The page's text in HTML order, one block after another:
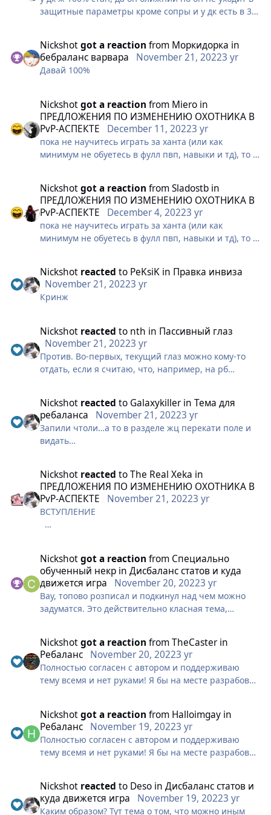
защитные параметры кроме сопры и у дк есть в 3
уходит в уклонение* стан не прокает уклонение
уклонение уклонение уклонение *антик проходит и
вара пускают по кругу *
Nickshotgot a reaction from Моркидорка in
бебраланс варвара
November 21, 20223 yr
Давай 100%
Nickshotgot a reaction from Miero in
ПРЕДЛОЖЕНИЯ ПО ИЗМЕНЕНИЮ ОХОТНИКА В
PvP-АСПЕКТЕ
December 11, 20223 yr
пока не научитесь играть за ханта (или как
минимум не обуетесь в фулл пвп, навыки и тд), то и
У ханта топ потенциал в пвп, жаль конечно что я
не выбрал его за мейна, я бы вам показал, откуда
готовилось нападение...
Nickshotgot a reaction fromSladostb in
ПРЕДЛОЖЕНИЯ ПО ИЗМЕНЕНИЮ ОХОТНИКА В
PvP-АСПЕКТЕ
December 4, 20223 yr
пока не научитесь играть за ханта (или как
минимум не обуетесь в фулл пвп, навыки и тд), то и
У ханта топ потенциал в пвп, жаль конечно что я
не выбрал его за мейна, я бы вам показал, откуда
готовилось нападение...
Nickshot reacted to PeKsiK in Правка инвиза
November 21, 20223 yr
Кринж
Nickshot reacted to nth in Пассивный глаз
November 21, 20223 yr
Против. Во-первых, текущий глаз можно кому-то
отдать, если я считаю, что, например, на рб
отдадут и будут своим +5 магом с глазом упорно
бить 100 урона по Номарху при рядом стоящем +9
рее, вот они как раз от таких нововведений
выиграют. Во-вторых, текущий бонус от глаза
взятого мага висит не по кд. Если даже у 20 будет
постоянно работать прибавка, то она, очевидно,
станет меньше. А глаз уже порезан сильно, так что
еще больше терять лично я не хочу.
Nickshot reacted to Galaxykiller inТема для
ребаланса
November 21, 20223 yr
Запили чтоли…а то в разделе жц перекати поле и
видать…
Nickshot reacted toThe Real Xeka in
ПРЕДЛОЖЕНИЯ ПО ИЗМЕНЕНИЮ ОХОТНИКА В
PvP-АСПЕКТЕ
November 21, 20223 yr
ВСТУПЛЕНИЕ
игровые механики нужно изменить, то позволю
себе сказать слово в адрес такого класса как
Охотник. Конечно, я не помню, чтобы какой-то
ребаланс затрагивал только один аспект класса
(только PvE или, например, только PvP — даже
итоге могло изменить геймплей до
неузнаваемости, как это случилось в своё время,
например, с Разбойником или Магом). Поэтому, так
как я являюсь PvP-игроком, постараюсь "подогнать"
вопросов.
ЧТО КАСАЕТСЯ ХАНТА В PvP?
бы мог подумать, что геймплей на ханте будет
мной переосмыслен до такой степени, что станет
единственным персонажем в PvP без контроля?
Nickshotgot a reaction from Специально
обученный некр inДисбаланс статов и куда
движется игра
November 20, 20223 yr
Вау, топово розписал и подкинул над чем можно
задуматся. Это действительно класная тема,
Чел...ты.....🤥
Nickshotgot a reaction fromTheCaster in
Ребаланс
November 20, 20223 yr
Полностью согласен с автором и поддерживаю
тему всемя и нет руками! Я бы на месте разрабов
ситуации, ибо сопра и дикий урон физушников не
даёт полностью реализоваться. А круг чк... не
заслуженно его порезали. Ну автор молодец,
впрочем, за всех сказал. Однозначно лайк
Nickshotgot a reaction from Halloimgay in
Ребаланс
November 19, 20223 yr
Полностью согласен с автором и поддерживаю
тему всемя и нет руками! Я бы на месте разрабов
ситуации, ибо сопра и дикий урон физушников не
даёт полностью реализоваться. А круг чк... не
Nickshot reacted to Deso inДисбаланс статов и
куда движется игра
November 19, 20223 yr
Каким образом? Тут тема о том, что можно иным